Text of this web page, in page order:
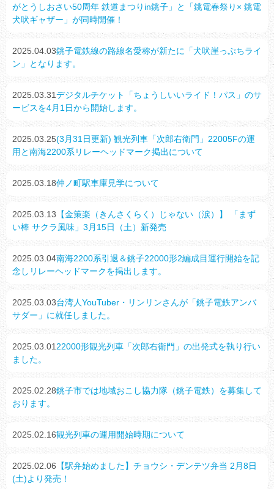
がとうしおさい50周年 鉄道まつりin銚子」と「銚電春祭り× 銚電
犬吠ギャザー」が同時開催！
2025.04.03銚子電鉄線の路線名愛称が新たに「犬吠崖っぷちライ
ン」となります。
2025.03.31デジタルチケット「ちょうしいいライド！パス」のサ
ービスを4月1日から開始します。
2025.03.25(3月31日更新) 観光列車「次郎右衛門」22005Fの運
用と南海2200系リレーヘッドマーク掲出について
2025.03.18仲ノ町駅車庫見学について
2025.03.13 【金策楽（きんさくらく）じゃない（涙）】 「まず
い棒 サクラ風味」3月15日（土）新発売
2025.03.04南海2200系引退＆銚子22000形2編成目運行開始を記
念しリレーヘッドマークを掲出します。
2025.03.03台湾人YouTuber・リンリンさんが「銚子電鉄アンバ
サダー」に就任しました。
2025.03.0122000形観光列車「次郎右衛門」の出発式を執り行い
ました。
2025.02.28銚子市では地域おこし協力隊（銚子電鉄）を募集して
おります。
2025.02.16観光列車の運用開始時期について
2025.02.06 【駅弁始めました】チョウシ・デンテツ弁当 2月8日
(土)より発売！